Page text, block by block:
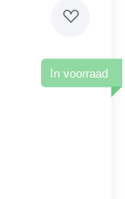
In voorraad